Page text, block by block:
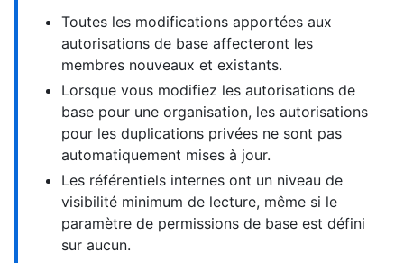
Toutes les modifications apportées aux
autorisations de base affecteront les
membres nouveaux et existants.
Lorsque vous modifiez les autorisations de
base pour une organisation, les autorisations
pour les duplications privées ne sont pas
automatiquement mises à jour.
Les référentiels internes ont un niveau de
visibilité minimum de lecture, même si le
paramètre de permissions de base est défini
sur aucun.